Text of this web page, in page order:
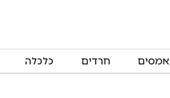
אמסים חרדים כלכלה